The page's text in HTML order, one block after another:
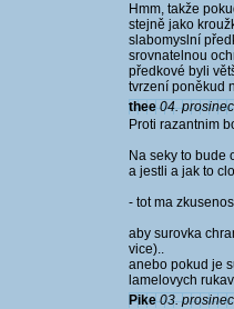
Hmm, takže
stejně jako
slabomyslní
srovnatelnou
předkové byli
tvrzení poněkud
thee 04.
Proti razantnim
Na seky to bude
a jestli a jak to
- tot ma
aby surovka
vice)..
anebo pokud je
lamelovych
Pike 03.